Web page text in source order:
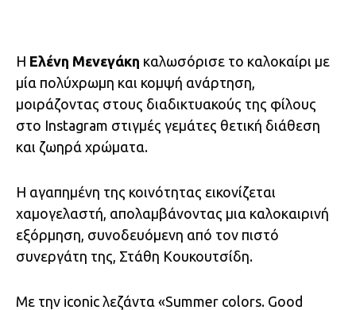
Η Ελένη Μενεγάκη καλωσόρισε το καλοκαίρι με
μία πολύχρωμη και κομψή ανάρτηση,
μοιράζοντας στους διαδικτυακούς της φίλους
στο Instagram στιγμές γεμάτες θετική διάθεση
και ζωηρά χρώματα.
Η αγαπημένη της κοινότητας εικονίζεται
χαμογελαστή, απολαμβάνοντας μια καλοκαιρινή
εξόρμηση, συνοδευόμενη από τον πιστό
συνεργάτη της, Στάθη Κουκουτσίδη.
Με την iconic λεζάντα «Summer colors. Good